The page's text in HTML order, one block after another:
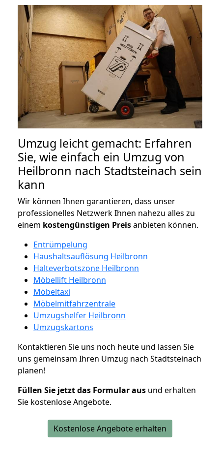
Umzug leicht gemacht: Erfahren
Sie, wie einfach ein Umzug von
Heilbronn nach Stadtsteinach sein
kann
Wir können Ihnen garantieren, dass unser
professionelles Netzwerk Ihnen nahezu alles zu
einem kostengünstigen Preisanbieten können.
Entrümpelung
Haushaltsauflösung Heilbronn
Halteverbotszone Heilbronn
Möbellift Heilbronn
Möbeltaxi
Möbelmitfahrzentrale
Umzugshelfer Heilbronn
Umzugskartons
Kontaktieren Sie uns noch heute und lassen Sie
uns gemeinsam Ihren Umzug nach Stadtsteinach
planen!
Füllen Sie jetzt das Formular aus und erhalten
Sie kostenlose Angebote.
Kostenlose Angebote erhalten